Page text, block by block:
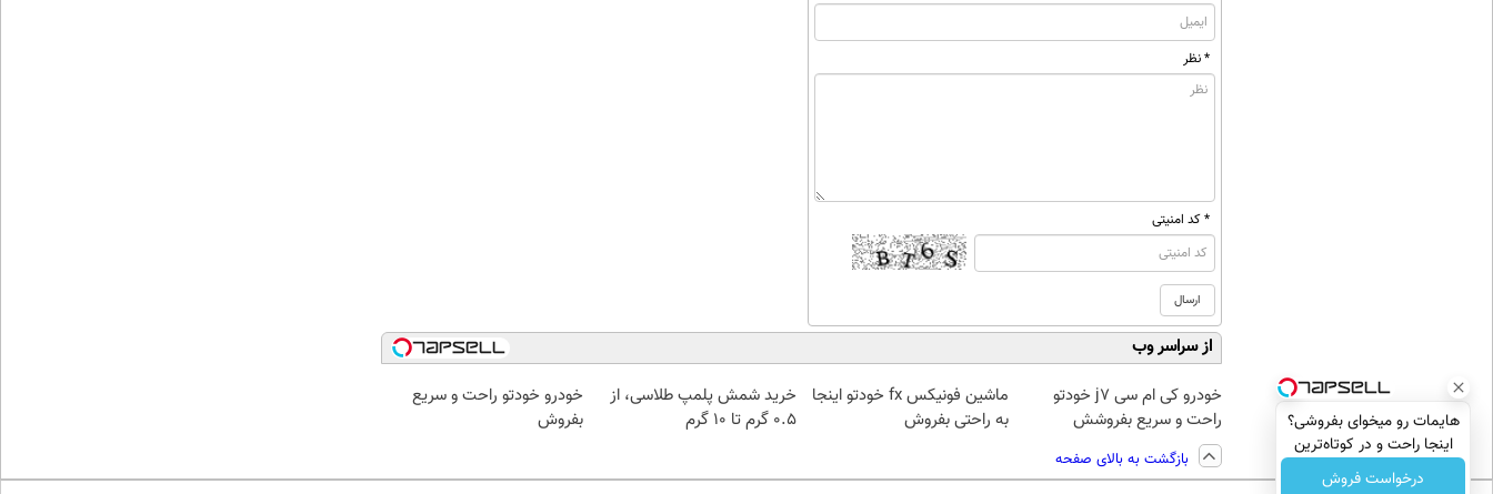
* نظر
* کد امنیتی
از سراسر وب
خودرو کی ام سی j7 خودتو
راحت و سریع بفروشش
ماشین فونیکس fx خودتو اینجا
به راحتی بفروش
خرید شمش پلمپ طلاسی، از
۰.۵ گرم تا ۱۰ گرم
خودرو خودتو راحت و سریع
بفروش
بازگشت به بالای صفحه
هایمات رو میخوای بفروشی؟
اینجا راحت و در کوتاه‌ترین
زمان ممکن بفروشش
درخواست فروش